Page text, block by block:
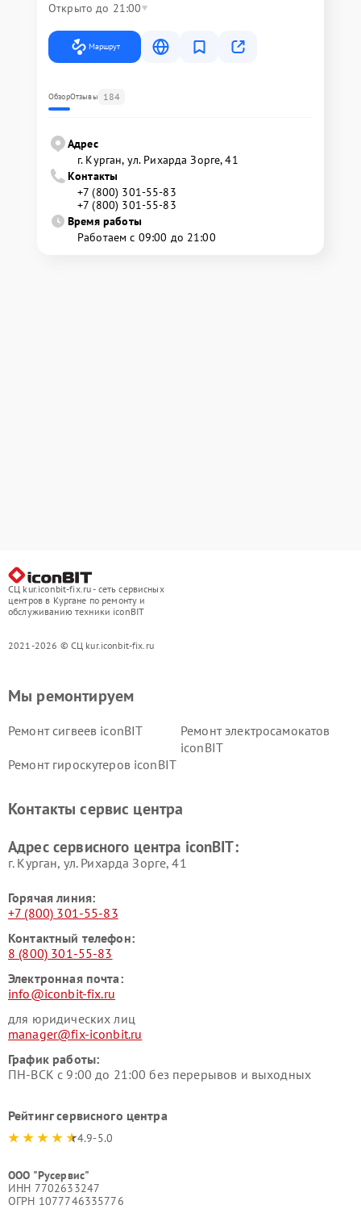
Открыто до 21:00
Маршрут
ОбзорОтзывы 184
Адрес
г. Курган, ул. Рихарда Зорге, 41
Контакты
+7 (800) 301-55-83
+7 (800) 301-55-83
Время работы
Работаем с 09:00 до 21:00
СЦ kur.iconbit-fix.ru - сеть сервисных
центров в Кургане по ремонту и
обслуживанию техники iconBIT
2021-2026 © СЦ kur.iconbit-fix.ru
Мы ремонтируем
Ремонт сигвеев iconBIT
Ремонт электросамокатов
iconBIT
Ремонт гироскутеров iconBIT
Контакты сервис центра
Адрес сервисного центра iconBIT:
г. Курган, ул. Рихарда Зорге, 41
Горячая линия:
+7 (800) 301-55-83
Контактный телефон:
8 (800) 301-55-83
Электронная почта:
info@iconbit-fix.ru
для юридических лиц
manager@fix-iconbit.ru
График работы:
ПН-ВСК с 9:00 до 21:00 без перерывов и выходных
Рейтинг сервисного центра
4.9-5.0
ООО "Русервис"
ИНН 7702633247
ОГРН 1077746335776